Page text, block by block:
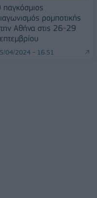
παγκόσμιος
ρομποτικής
Αθήνα στις 26-29
04/2024 - 16:51